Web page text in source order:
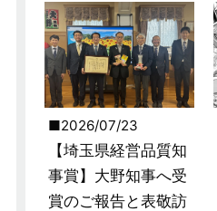
2026/07/23
【埼玉県経営品質知
事賞】大野知事へ受
賞のご報告と表敬訪